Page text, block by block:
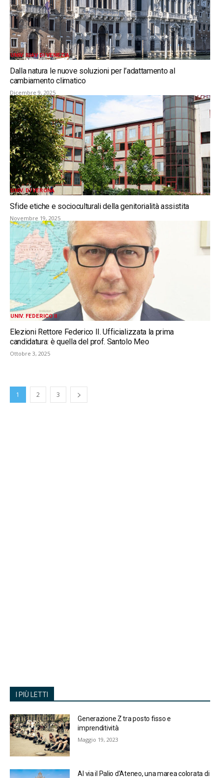
UNIV. IUAV DI VENEZIA
Dalla natura le nuove soluzioni per l’adattamento al
cambiamento climatico
Dicembre 9, 2025
UNIV. DI VERONA
Sfide etiche e socioculturali della genitorialità assistita
Novembre 19, 2025
UNIV. FEDERICO II
Elezioni Rettore Federico II. Ufficializzata la prima
candidatura: è quella del prof. Santolo Meo
Ottobre 3, 2025
1 2 3
I PIÙ LETTI
Generazione Z tra posto fisso e
imprenditività
Maggio 19, 2023
Al via il Palio d’Ateneo, una marea colorata di